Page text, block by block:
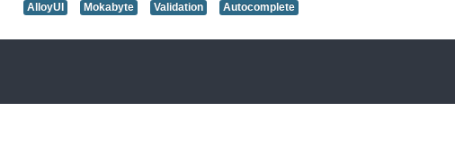
AlloyUI Mokabyte Validation Autocomplete